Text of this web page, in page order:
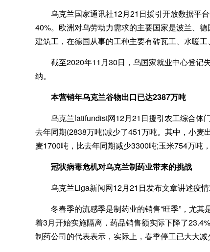
乌克兰国家通讯社12月21日援引开放数据平
40%。欧洲对乌劳动力需求的主要国家是波兰、
建筑工，在德国从事的工种主要有砖瓦工、水暖
截至2020年11月30日，乌国家就业中心登记
纳。
本营销年乌克兰谷物出口已达2387万吨
乌克兰latifundist网12月21日援引农工综合体
去年同期(2838万吨)减少了451万吨。其中，小
麦1700吨，比去年同期减少3300吨;玉米754万吨
冠状病毒危机对乌克兰制药业带来的挑战
乌克兰Liga新闻网12月21日发布文章讲述疫
冬春季的流感季是制药业的销售“旺季”，尤
着3月开始实施隔离，药品销售额实际下降了
制药公司的代表表示，实际上，春季停工已大大